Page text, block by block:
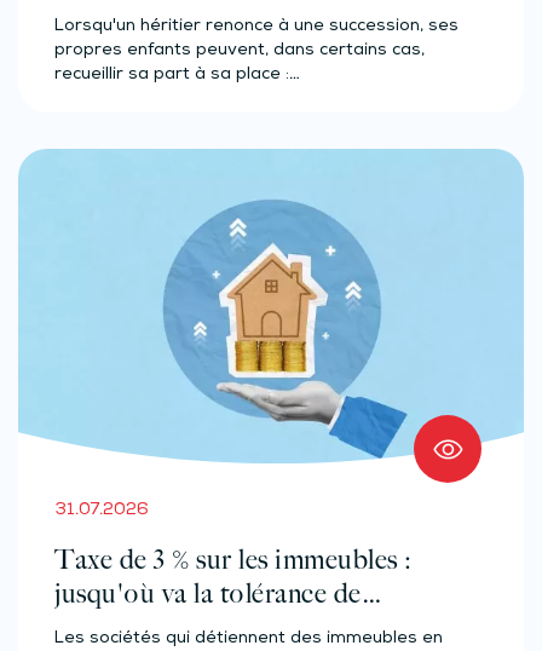
Lorsqu'un héritier renonce à une succession, ses
propres enfants peuvent, dans certains cas,
recueillir sa part à sa place :…
31.07.2026
Taxe de 3 % sur les immeubles :
jusqu'où va la tolérance de
l'administration ?
Les sociétés qui détiennent des immeubles en